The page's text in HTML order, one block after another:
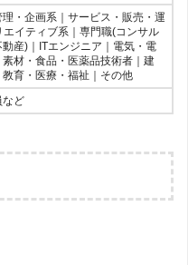
・企画系｜サービス・販売・運
イティブ系｜専門職(コンサル
産)｜ITエンジニア｜電気・電
材・食品・医薬品技術者｜建
育・医療・福祉｜その他
など
潟県新潟市中央区東大通2-5-8